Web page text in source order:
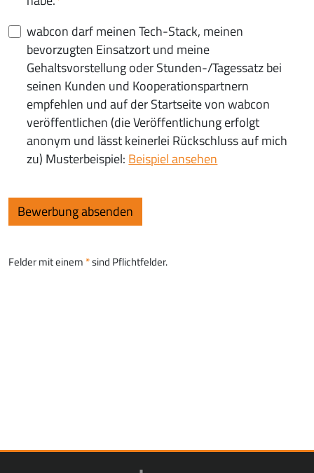
wabcon darf meinen Tech-Stack, meinen
bevorzugten Einsatzort und meine
Gehaltsvorstellung oder Stunden-/Tagessatz bei
seinen Kunden und Kooperationspartnern
empfehlen und auf der Startseite von wabcon
veröffentlichen (die Veröffentlichung erfolgt
anonym und lässt keinerlei Rückschluss auf mich
zu) Musterbeispiel: Beispiel ansehen
Felder mit einem sind Pflichtfelder.